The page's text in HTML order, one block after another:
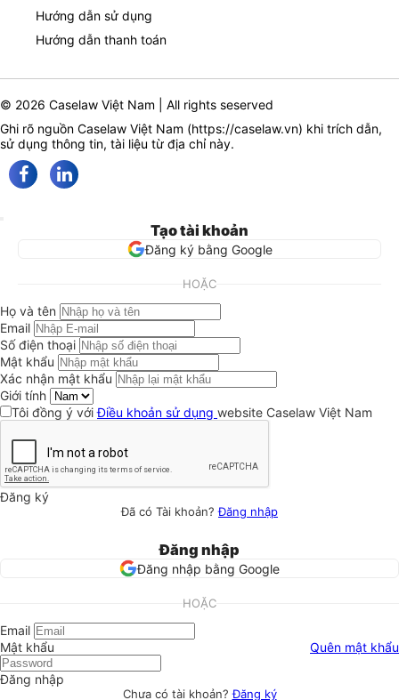
Hướng dẫn sử dụng
Hướng dẫn thanh toán
© 2026 Caselaw Việt Nam | All rights seserved
Ghi rõ nguồn Caselaw Việt Nam (https://caselaw.vn) khi trích dẫn,
sử dụng thông tin, tài liệu từ địa chỉ này.
Tạo tài khoản
Đăng ký bằng Google
HOẶC
Họ và tên
Email
Số điện thoại
Mật khẩu
Xác nhận mật khẩu
Giới tính
Tôi đồng ý vớiĐiều khoản sử dụng website Caselaw Việt Nam
Đăng ký
Đã có Tài khoản?Đăng nhập
Đăng nhập
Đăng nhập bằng Google
HOẶC
Email
Mật khẩu
Quên mật khẩu
Đăng nhập
Chưa có tài khoản?Đăng ký